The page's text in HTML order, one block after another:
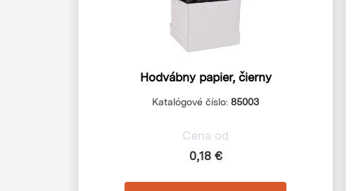
Hodvábny papier, čierny
Katalógové číslo: 85003
Cena od
0,18 €